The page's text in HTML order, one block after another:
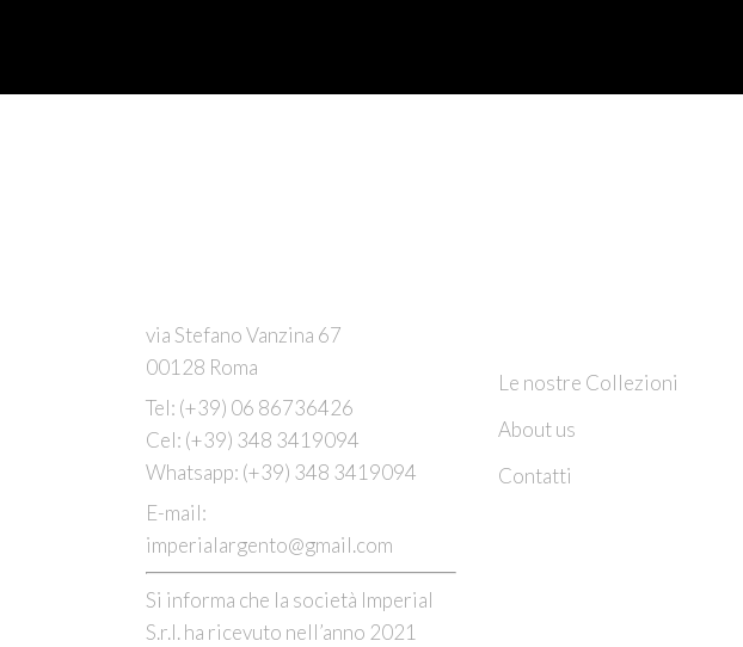
via Stefano Vanzina 67
00128 Roma
Tel: (+39) 06 86736426
Cel: (+39) 348 3419094
Whatsapp: (+39) 348 3419094
E-mail:
imperialargento@gmail.com
Si informa che la società Imperial
S.r.l. ha ricevuto nell’anno 2021
Le nostre Collezioni
About us
Contatti